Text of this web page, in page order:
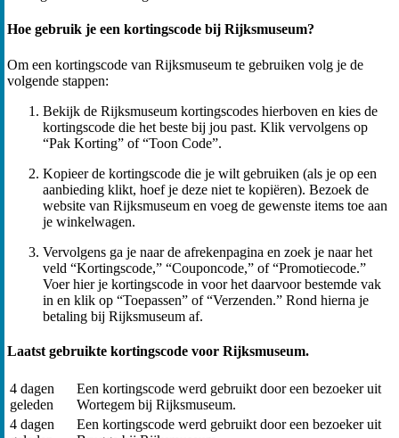
Hoe gebruik je een kortingscode bij Rijksmuseum?
Om een kortingscode van Rijksmuseum te gebruiken volg je de
volgende stappen:
Bekijk de Rijksmuseum kortingscodes hierboven en kies de
kortingscode die het beste bij jou past. Klik vervolgens op
“Pak Korting” of “Toon Code”.
Kopieer de kortingscode die je wilt gebruiken (als je op een
aanbieding klikt, hoef je deze niet te kopiëren). Bezoek de
website van Rijksmuseum en voeg de gewenste items toe aan
je winkelwagen.
Vervolgens ga je naar de afrekenpagina en zoek je naar het
veld “Kortingscode,” “Couponcode,” of “Promotiecode.”
Voer hier je kortingscode in voor het daarvoor bestemde vak
in en klik op “Toepassen” of “Verzenden.” Rond hierna je
betaling bij Rijksmuseum af.
Laatst gebruikte kortingscode voor Rijksmuseum.
4 dagen
geleden
Een kortingscode werd gebruikt door een bezoeker uit
Wortegem bij Rijksmuseum.
4 dagen
Een kortingscode werd gebruikt door een bezoeker uit